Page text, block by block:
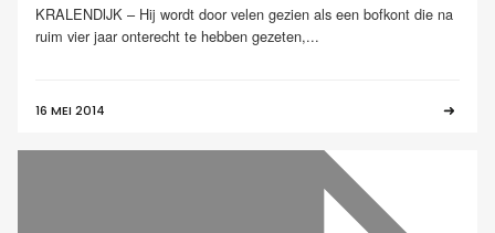
KRALENDIJK – Hij wordt door velen gezien als een bofkont die na
ruim vier jaar onterecht te hebben gezeten,...
16 MEI 2014